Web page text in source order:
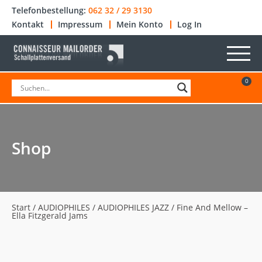
Telefonbestellung: 062 32 / 29 3130
Kontakt
Impressum Mein Konto Log In
0
Shop
Start / AUDIOPHILES / AUDIOPHILES JAZZ / Fine And Mellow –
Ella Fitzgerald Jams